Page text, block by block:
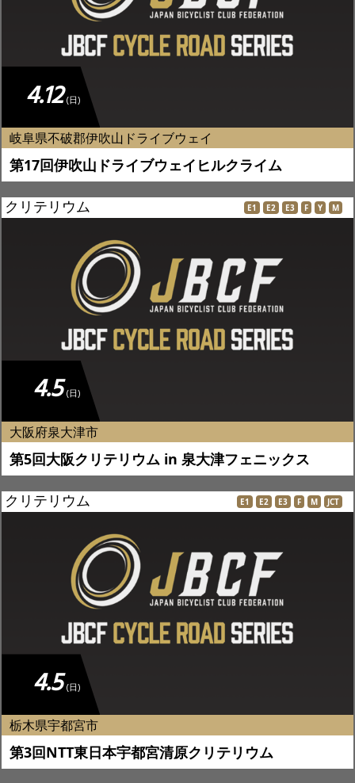
4.12 (日)
岐阜県不破郡伊吹山ドライブウェイ
第17回伊吹山ドライブウェイヒルクライム
クリテリウム E1 E2 E3 F Y M
4.5 (日)
大阪府泉大津市
第5回大阪クリテリウム in 泉大津フェニックス
クリテリウム E1 E2 E3 F M JCT
4.5 (日)
栃木県宇都宮市
第3回NTT東日本宇都宮清原クリテリウム